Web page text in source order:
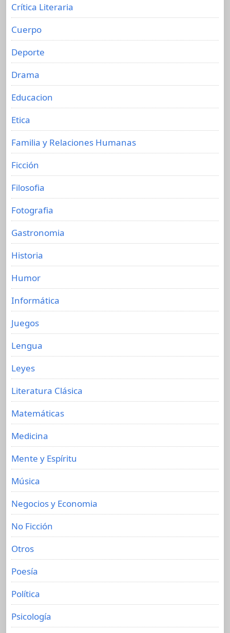
Crítica Literaria
Cuerpo
Deporte
Drama
Educacion
Etica
Familia y Relaciones Humanas
Ficción
Filosofia
Fotografia
Gastronomia
Historia
Humor
Informática
Juegos
Lengua
Leyes
Literatura Clásica
Matemáticas
Medicina
Mente y Espíritu
Música
Negocios y Economia
No Ficción
Otros
Poesía
Política
Psicología